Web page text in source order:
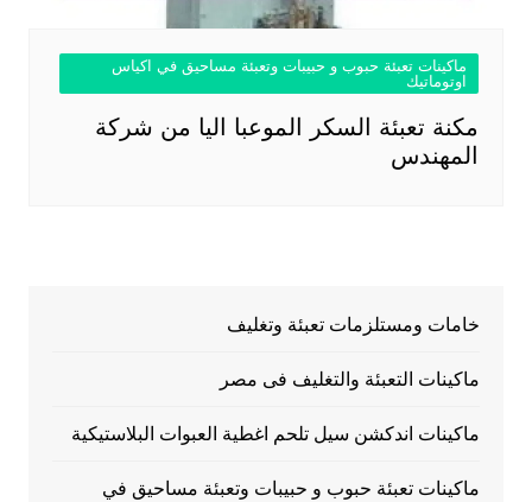
ماكينات تعبئة حبوب و حبيبات وتعبئة مساحيق في اكياس
اوتوماتيك
مكنة تعبئة السكر الموعبا اليا من شركة
المهندس
خامات ومستلزمات تعبئة وتغليف
ماكينات التعبئة والتغليف فى مصر
ماكينات اندكشن سيل تلحم اغطية العبوات البلاستيكية
ماكينات تعبئة حبوب و حبيبات وتعبئة مساحيق في